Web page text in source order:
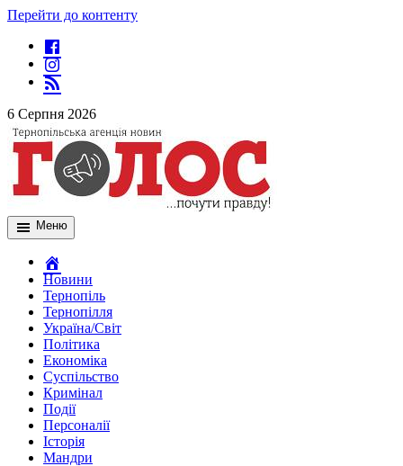
Перейти до контенту
6 Серпня 2026
Меню
Новини
Тернопіль
Тернопілля
Україна/Світ
Політика
Економіка
Суспільство
Кримінал
Події
Персоналії
Історія
Мандри